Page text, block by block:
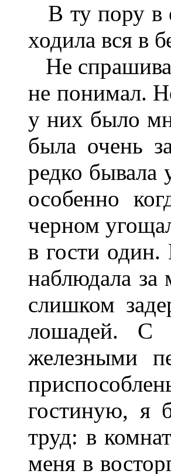
В ту пору в
ходила вся в
Не
не понимал.
у них было
была очень
редко бывала
особенно
черном
в гости
наблюдала за
слишком
лошадей. С
железными
гостиную, я
труд: в
меня в